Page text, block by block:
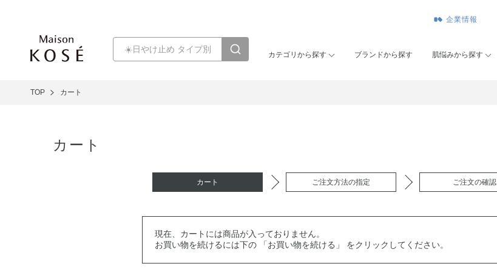
企業情報
カテゴリから探す ブランドから探す 肌悩みから探す
TOP カート
カート
カート ご注文方法の指定 ご注文の確認
現在、カートには商品が入っておりません。
お買い物を続けるには下の 「お買い物を続ける」 をクリックしてください。